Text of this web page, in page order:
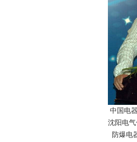
中国电
沈阳电
防爆电